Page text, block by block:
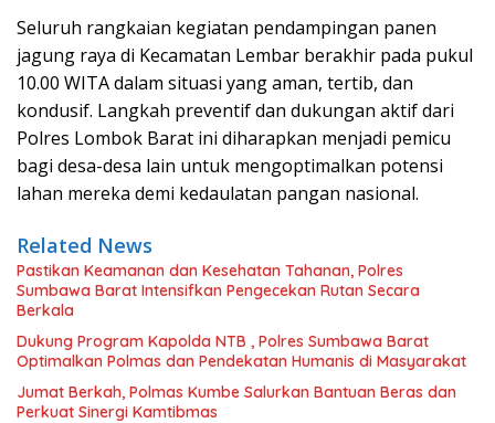
Seluruh rangkaian kegiatan pendampingan panen
jagung raya di Kecamatan Lembar berakhir pada pukul
10.00 WITA dalam situasi yang aman, tertib, dan
kondusif. Langkah preventif dan dukungan aktif dari
Polres Lombok Barat ini diharapkan menjadi pemicu
bagi desa-desa lain untuk mengoptimalkan potensi
lahan mereka demi kedaulatan pangan nasional.
Related News
Pastikan Keamanan dan Kesehatan Tahanan, Polres
Sumbawa Barat Intensifkan Pengecekan Rutan Secara
Berkala
Dukung Program Kapolda NTB , Polres Sumbawa Barat
Optimalkan Polmas dan Pendekatan Humanis di Masyarakat
Jumat Berkah, Polmas Kumbe Salurkan Bantuan Beras dan
Perkuat Sinergi Kamtibmas